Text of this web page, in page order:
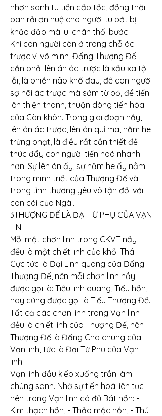
nhơn sanh tu tiến cấp tốc, đồng thời
ban rải ơn huệ cho người tu bớt bị
khảo đảo mà lui chân thối bước.
Khi con người còn ở trong chỗ ác
trược vì vô minh, Đấng Thượng Đế
cần phải lên án ác trược là xấu xa tội
lỗi, là phiền não khổ đau, để con người
sợ hãi ác trược mà sớm từ bỏ, để tiến
lên thiện thanh, thuận dòng tiến hóa
của Càn khôn. Trong giai đoạn nầy,
lên án ác trược, lên án quỉ ma, hăm he
trừng phạt, là điều rất cần thiết để
thúc đẩy con người tiến hoá nhanh
hơn. Sự lên án ấy, sự hăm he ấy nằm
trong minh triết của Thượng Đế và
trong tình thương yêu vô tận đối với
con cái của Ngài.
3THƯỢNG ĐẾ LÀ ĐẠI TỪ PHỤ CỦA VẠN
LINH
Mỗi một chơn linh trong CKVT nầy
đều là một chiết linh của khối Thái
Cực tức là Đại Linh quang của Đấng
Thượng Đế, nên mỗi chơn linh nầy
được gọi là: Tiểu linh quang, Tiểu hồn,
hay cũng được gọi là Tiểu Thượng Đế.
Tất cả các chơn linh trong Vạn linh
đều là chiết linh của Thượng Đế, nên
Thượng Đế là Đấng Cha chung của
Vạn linh, tức là Đại Từ Phụ của Vạn
linh.
Vạn linh đầu kiếp xuống trần làm
chúng sanh. Nhờ sự tiến hoá liên tục
nên trong Vạn linh có đủ Bát hồn: -
Kim thạch hồn, - Thảo mộc hồn, - Thú